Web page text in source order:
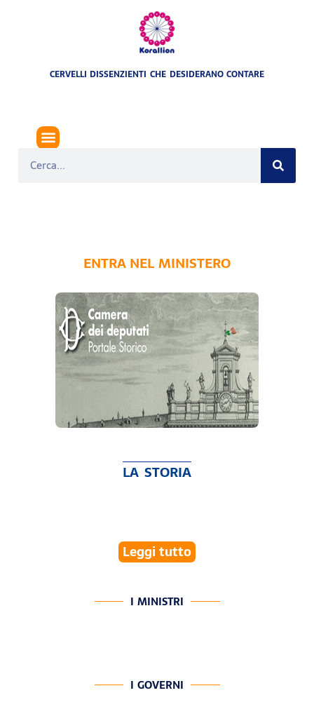
CERVELLI DISSENZIENTI CHE DESIDERANO CONTARE
ENTRA NEL MINISTERO
LA STORIA
Leggi tutto
I MINISTRI
I GOVERNI